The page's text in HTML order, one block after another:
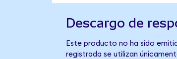
Descargo de
Este producto no ha sido
registrada se utilizan